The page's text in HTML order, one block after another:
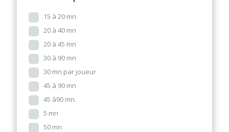
15 à 20 mn
20 à 40 mn
20 à 45 mn
30 à 90 mn
30 mn par joueur
45 à 90 mn
45 à90 mn.
5 mn
50 mn